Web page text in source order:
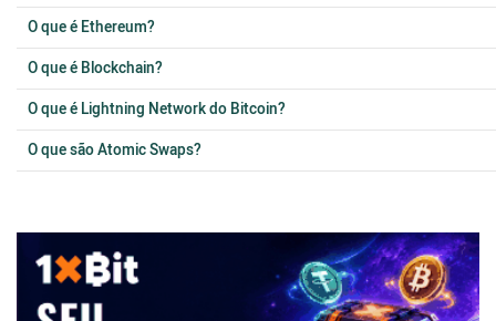
O que é Ethereum?
O que é Blockchain?
O que é Lightning Network do Bitcoin?
O que são Atomic Swaps?